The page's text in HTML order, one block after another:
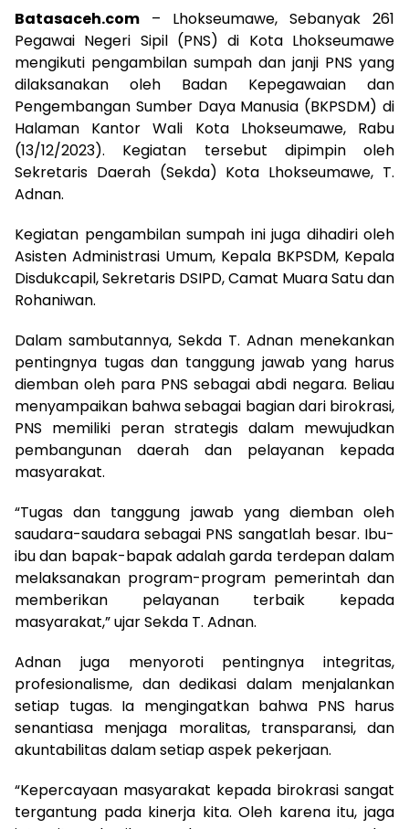
Batasaceh.com – Lhokseumawe, Sebanyak 261
Pegawai Negeri Sipil (PNS) di Kota Lhokseumawe
mengikuti pengambilan sumpah dan janji PNS yang
dilaksanakan oleh Badan Kepegawaian dan
Pengembangan Sumber Daya Manusia (BKPSDM) di
Halaman Kantor Wali Kota Lhokseumawe, Rabu
(13/12/2023). Kegiatan tersebut dipimpin oleh
Sekretaris Daerah (Sekda) Kota Lhokseumawe, T.
Adnan.
Kegiatan pengambilan sumpah ini juga dihadiri oleh
Asisten Administrasi Umum, Kepala BKPSDM, Kepala
Disdukcapil, Sekretaris DSIPD, Camat Muara Satu dan
Rohaniwan.
Dalam sambutannya, Sekda T. Adnan menekankan
pentingnya tugas dan tanggung jawab yang harus
diemban oleh para PNS sebagai abdi negara. Beliau
menyampaikan bahwa sebagai bagian dari birokrasi,
PNS memiliki peran strategis dalam mewujudkan
pembangunan daerah dan pelayanan kepada
masyarakat.
“Tugas dan tanggung jawab yang diemban oleh
saudara-saudara sebagai PNS sangatlah besar. Ibu-
ibu dan bapak-bapak adalah garda terdepan dalam
melaksanakan program-program pemerintah dan
memberikan pelayanan terbaik kepada
masyarakat,” ujar Sekda T. Adnan.
Adnan juga menyoroti pentingnya integritas,
profesionalisme, dan dedikasi dalam menjalankan
setiap tugas. Ia mengingatkan bahwa PNS harus
senantiasa menjaga moralitas, transparansi, dan
akuntabilitas dalam setiap aspek pekerjaan.
“Kepercayaan masyarakat kepada birokrasi sangat
tergantung pada kinerja kita. Oleh karena itu, jaga